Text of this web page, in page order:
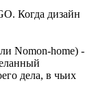
Когда дизайн
Nomon-home) -
дела, в чьих